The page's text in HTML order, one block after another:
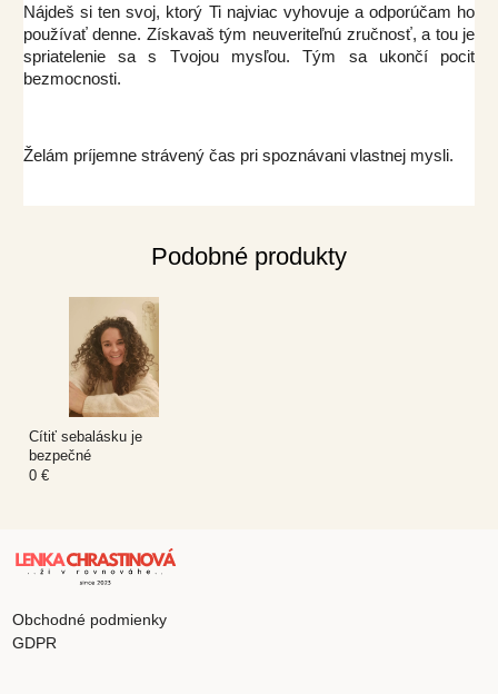
Nájdeš si ten svoj, ktorý Ti najviac vyhovuje a odporúčam ho
používať denne. Získavaš tým neuveriteľnú zručnosť, a tou je
spriatelenie sa s Tvojou mysľou. Tým sa ukončí pocit
bezmocnosti.
Želám príjemne strávený čas pri spoznávani vlastnej mysli.
Podobné produkty
Cítiť sebalásku je
bezpečné
0 €
Obchodné podmienky
GDPR